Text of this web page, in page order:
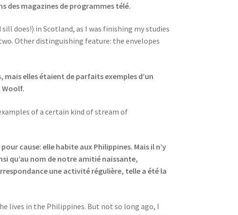
des magazines de programmes télé.
does!) in Scotland, as I was finishing my studies
Other distinguishing feature: the envelopes
elles étaient de parfaits exemples d’un
Woolf.
of a certain kind of stream of
cause: elle habite aux Philippines. Mais il n’y
qu’au nom de notre amitié naissante,
une activité régulière, telle a été la
lives in the Philippines. But not so long ago, I